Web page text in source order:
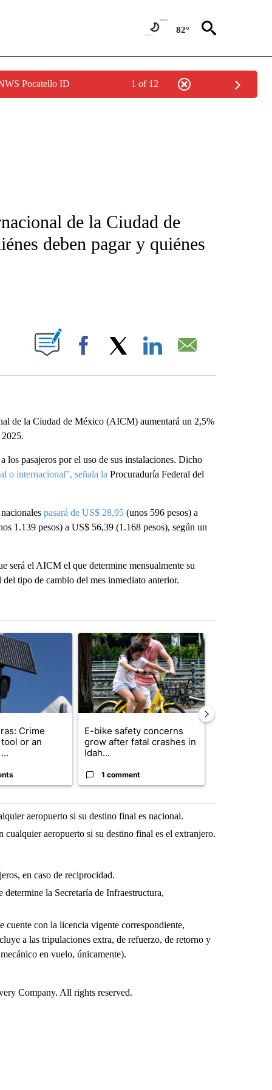
82°
Pocatello ID 1 of 12
ABOUT NEW PAGES ON "CNN-SPANISH".
de la Ciudad de
deben pagar y quiénes
NEW PAGES ON "".
Facebook
de la Ciudad de México (AICM) aumentará un 2,5%
los pasajeros por el uso de sus instalaciones. Dicho
o internacional”, señala la Procuraduría Federal del
pasará de US$ 28,95(unos 596 pesos) a
1.139 pesos) a US$ 56,39 (1.168 pesos), según un
será el AICM el que determine mensualmente su
tipo de cambio del mes inmediato anterior.
7 days.
titled "Flock cameras: Crime prevention tool or an invasion of
Crime
or an
A trending article titled "E-bike safety
E-bike safety concerns
grow after fatal crashes in
Idah...
1 comment
aeropuerto si su destino final es nacional.
aeropuerto si su destino final es el extranjero.
en caso de reciprocidad.
la Secretaría de Infraestructura,
con la licencia vigente correspondiente,
a las tripulaciones extra, de refuerzo, de retorno y
en vuelo, únicamente).
Company. All rights reserved.